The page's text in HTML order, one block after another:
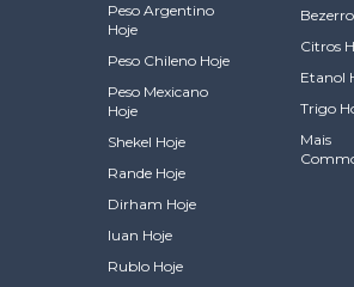
Peso Argentino
Hoje
Peso Chileno Hoje
Peso Mexicano
Hoje
Shekel Hoje
Rande Hoje
Dirham Hoje
Iuan Hoje
Rublo Hoje
Citros
Etanol
Trigo
Mais